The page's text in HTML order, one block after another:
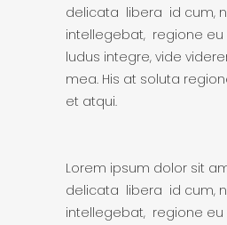
delicata libera id cum,
intellegebat, regione eu
ludus integre, vide
mea. His at soluta
et atqui.
Lorem ipsum dolor sit
delicata libera id cum,
intellegebat, regione eu